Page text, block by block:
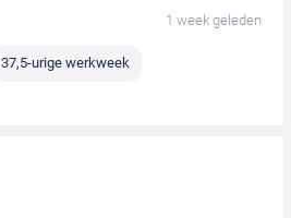
1 week geleden
37,5-urige werkweek